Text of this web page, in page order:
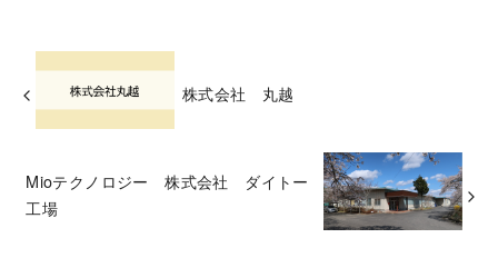
株式会社 丸越
Mioテクノロジー 株式会社 ダイトー
工場